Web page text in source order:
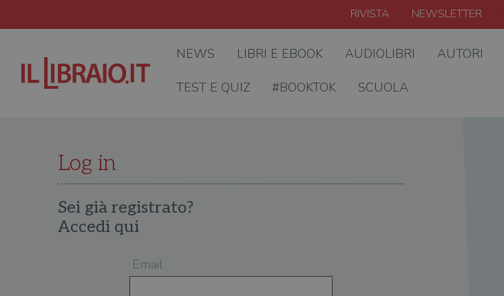
RIVISTA NEWSLETTER
NEWS LIBRI E EBOOK AUDIOLIBRI AUTORI
TEST E QUIZ #BOOKTOK SCUOLA
Log in
Sei già registrato?
Accedi qui
Email